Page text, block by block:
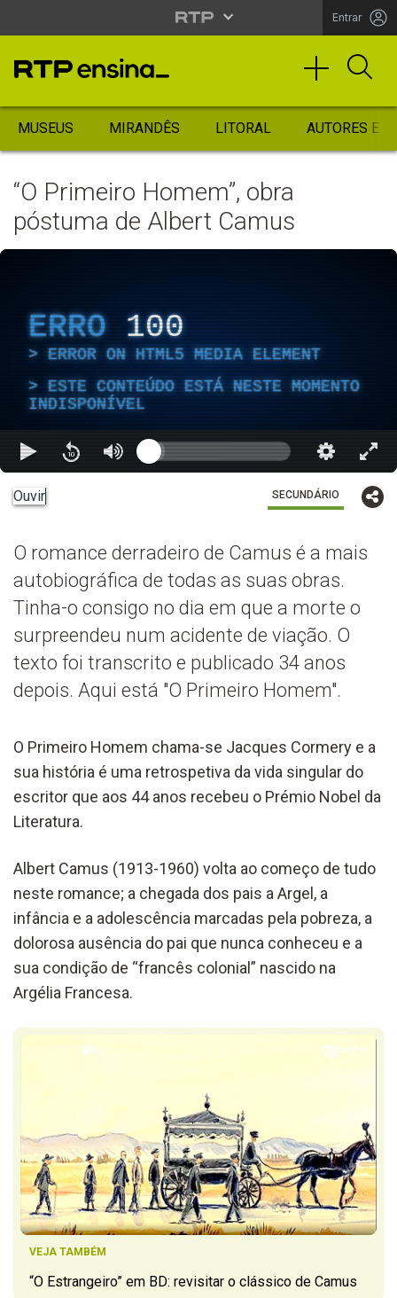
Entrar
MUSEUS MIRANDÊS LITORAL AUTORES
“O Primeiro Homem”, obra
póstuma de Albert Camus
ERRO 100
ERROR ON HTML5 MEDIA ELEMENT
ESTE CONTEÚDO ESTÁ NESTE MOMENTO
INDISPONÍVEL
Ouvir SECUNDÁRIO
O romance derradeiro de Camus é a mais
autobiográfica de todas as suas obras.
Tinha-o consigo no dia em que a morte o
surpreendeu num acidente de viação. O
texto foi transcrito e publicado 34 anos
depois. Aqui está "O Primeiro Homem".
O Primeiro Homem chama-se Jacques Cormery e a
sua história é uma retrospetiva da vida singular do
escritor que aos 44 anos recebeu o Prémio Nobel da
Literatura.
Albert Camus (1913-1960) volta ao começo de tudo
neste romance; a chegada dos pais a Argel, a
infância e a adolescência marcadas pela pobreza, a
dolorosa ausência do pai que nunca conheceu e a
sua condição de “francês colonial” nascido na
Argélia Francesa.
VEJA TAMBÉM
“O Estrangeiro” em BD: revisitar o clássico de Camus